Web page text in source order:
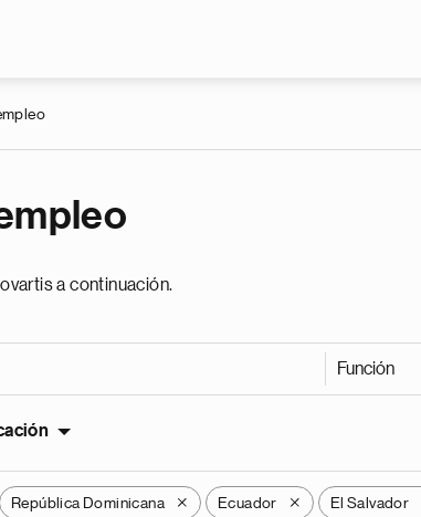
a continuación.
Función
República Dominicana X Ecuador X El Salvador